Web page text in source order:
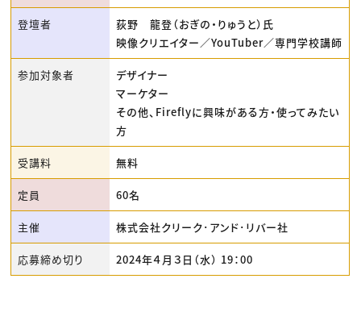
登壇者
荻野 龍登（おぎの・りゅうと）氏
映像クリエイター／YouTuber／専門学校講師
参加対象者
デザイナー
マーケター
その他、Fireflyに興味がある方・使ってみたい
方
受講料 無料
定員 60名
主催 株式会社クリーク･アンド･リバー社
応募締め切り 2024年４月３日（水） 19：00